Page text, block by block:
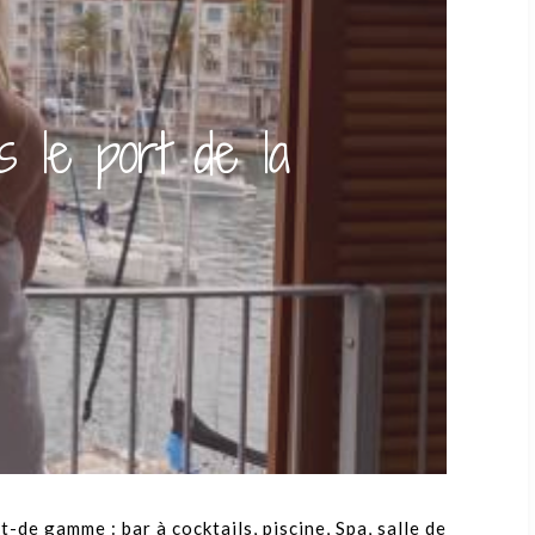
le port de la
gamme : bar à cocktails, piscine, Spa, salle de